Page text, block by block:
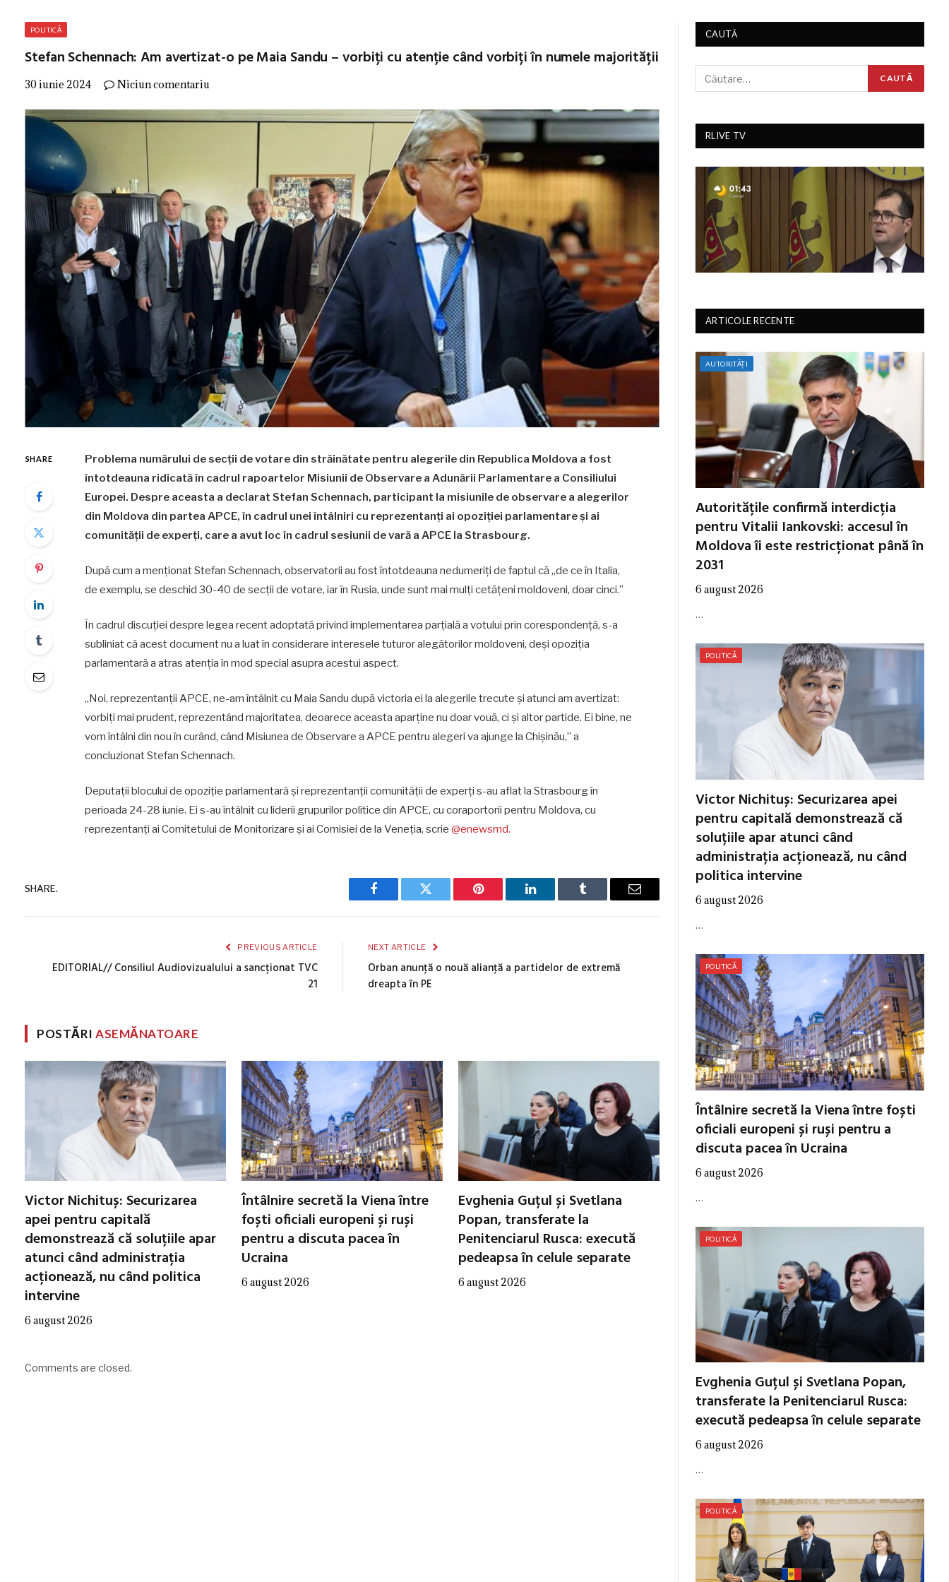
POLITICĂ
Stefan Schennach: Am avertizat-o pe Maia Sandu – vorbiți cu atenție când vorbiți în numele majorității
30 iunie 2024 Niciun comentariu
SHARE
Problema numărului de secții de votare din străinătate pentru alegerile din Republica Moldova a fost
întotdeauna ridicată în cadrul rapoartelor Misiunii de Observare a Adunării Parlamentare a Consiliului
Europei. Despre aceasta a declarat Stefan Schennach, participant la misiunile de observare a alegerilor
din Moldova din partea APCE, în cadrul unei întâlniri cu reprezentanți ai opoziției parlamentare și ai
comunității de experți, care a avut loc în cadrul sesiunii de vară a APCE la Strasbourg.
După cum a menționat Stefan Schennach, observatorii au fost întotdeauna nedumeriți de faptul că „de ce în Italia,
de exemplu, se deschid 30-40 de secții de votare, iar în Rusia, unde sunt mai mulți cetățeni moldoveni, doar cinci.”
În cadrul discuției despre legea recent adoptată privind implementarea parțială a votului prin corespondență, s-a
subliniat că acest document nu a luat în considerare interesele tuturor alegătorilor moldoveni, deși opoziția
parlamentară a atras atenția în mod special asupra acestui aspect.
„Noi, reprezentanții APCE, ne-am întâlnit cu Maia Sandu după victoria ei la alegerile trecute și atunci am avertizat:
vorbiți mai prudent, reprezentând majoritatea, deoarece aceasta aparține nu doar vouă, ci și altor partide. Ei bine, ne
vom întâlni din nou în curând, când Misiunea de Observare a APCE pentru alegeri va ajunge la Chișinău,” a
concluzionat Stefan Schennach.
Deputații blocului de opoziție parlamentară și reprezentanții comunității de experți s-au aflat la Strasbourg în
perioada 24-28 iunie. Ei s-au întâlnit cu liderii grupurilor politice din APCE, cu coraportorii pentru Moldova, cu
reprezentanți ai Comitetului de Monitorizare și ai Comisiei de la Veneția, scrie @enewsmd.
SHARE.
Facebook Twitter Pinterest LinkedIn Tumblr Email
PREVIOUS ARTICLE
EDITORIAL// Consiliul Audiovizualului a sancționat TVC
21
NEXT ARTICLE
Orban anunţă o nouă alianţă a partidelor de extremă
dreapta în PE
POSTĂRIASEMĂNATOARE
Victor Nichituș: Securizarea
apei pentru capitală
demonstrează că soluțiile apar
atunci când administrația
acționează, nu când politica
intervine
6 august 2026
Întâlnire secretă la Viena între
foști oficiali europeni și ruși
pentru a discuta pacea în
Ucraina
6 august 2026
Evghenia Guțul și Svetlana
Popan, transferate la
Penitenciarul Rusca: execută
pedeapsa în celule separate
6 august 2026
Comments are closed.
CAUTĂ
RLIVE TV
ARTICOLE RECENTE
AUTORITĂȚI
Autoritățile confirmă interdicția
pentru Vitalii Iankovski: accesul în
Moldova îi este restricționat până în
2031
6 august 2026
…
POLITICĂ
Victor Nichituș: Securizarea apei
pentru capitală demonstrează că
soluțiile apar atunci când
administrația acționează, nu când
politica intervine
6 august 2026
…
POLITICĂ
Întâlnire secretă la Viena între foști
oficiali europeni și ruși pentru a
discuta pacea în Ucraina
6 august 2026
…
POLITICĂ
Evghenia Guțul și Svetlana Popan,
transferate la Penitenciarul Rusca:
execută pedeapsa în celule separate
6 august 2026
…
POLITICĂ